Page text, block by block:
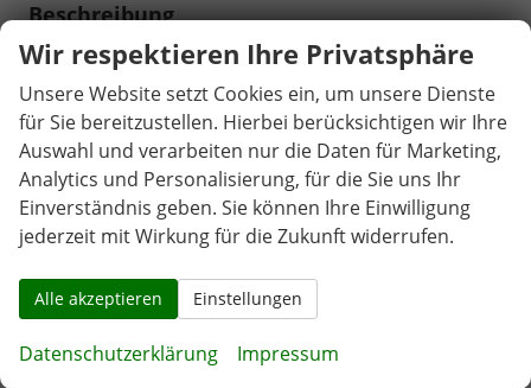
Beschreibung
Fahrersitz höhenverstellbar, Lederlenkrad, Sitzbezug
Stoff, Lenkrad höhenverstellbar, Beheizbares
Lenkrad, Multifunktionslenkrad, Isofix, 17 Zoll
Alufelgen Black Line, Dachreling, ABS, Außenspiegel
elektrisch anklappbar, Fensterheber elektrisch,
Klimaautomatik, Seitenairbags, Servolenkung,
Sitzheizung, ESP, Tempomat, Wegfahrsperre,
Zentralverriegelung mit Funk, Beifahrerairbag,
Fahrerairbag, Parkpilot hinten, Parkpilot vorne,
Reifendruckkontrolle, Spurhalteassistent,
Totwinkelassistent, LED-Scheinwerfer, LED-
Wir respektieren Ihre Privatsphäre
Unsere Website setzt Cookies ein, um unsere Dienste
für Sie bereitzustellen. Hierbei berücksichtigen wir Ihre
Auswahl und verarbeiten nur die Daten für Marketing,
Analytics und Personalisierung, für die Sie uns Ihr
Einverständnis geben. Sie können Ihre Einwilligung
jederzeit mit Wirkung für die Zukunft widerrufen.
Alle akzeptieren Einstellungen
Datenschutzerklärung Impressum